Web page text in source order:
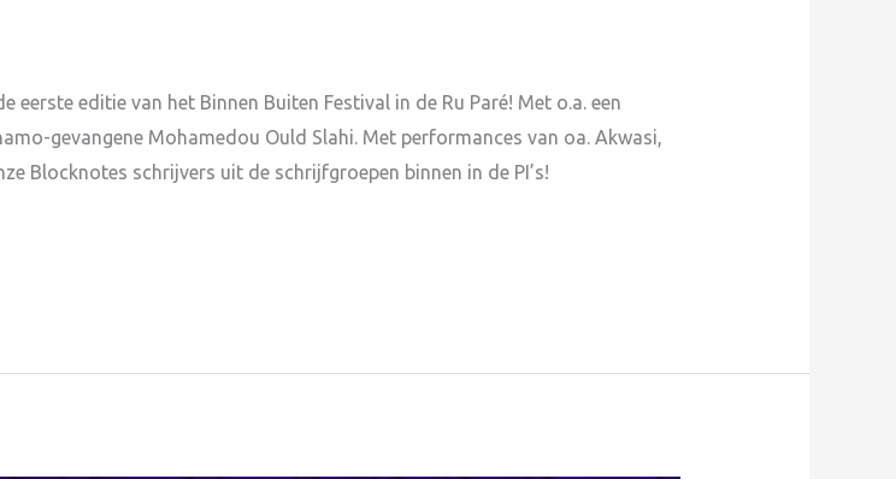
editie van het Binnen Buiten Festival in de Ru Paré! Met o.a. een
gevangene Mohamedou Ould Slahi. Met performances van oa. Akwasi,
Blocknotes schrijvers uit de schrijfgroepen binnen in de PI’s!